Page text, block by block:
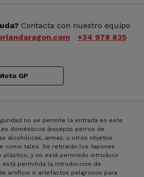
Contacta con nuestro equipo
+34 978 835
GP
no se permite la entrada en este
domésticos (excepto perros de
alcohólicas, armas, u otros objetos
como tales. Se retirarán los tapones
plástico, y no está permitido introducir
está permitida la introducción de
artificio o artefactos peligrosos para